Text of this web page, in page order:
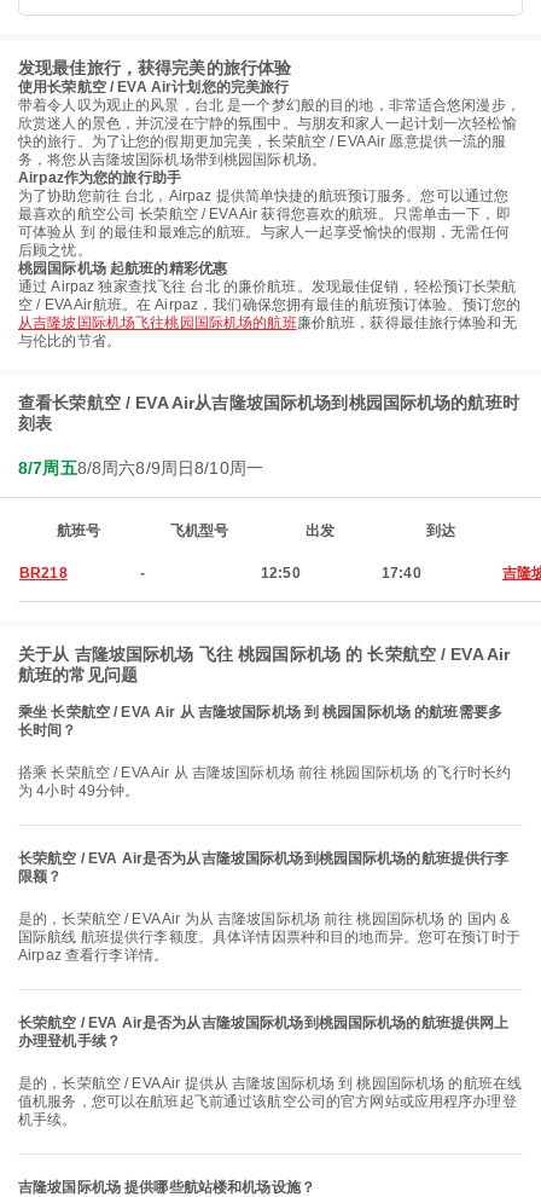
发现最佳旅行，获得完美的旅行体验
使用长荣航空 / EVA Air计划您的完美旅行
带着令人叹为观止的风景，台北 是一个梦幻般的目的地，非常适合悠闲漫步，
欣赏迷人的景色，并沉浸在宁静的氛围中。与朋友和家人一起计划一次轻松愉
快的旅行。为了让您的假期更加完美，长荣航空 / EVA Air 愿意提供一流的服
务，将您从吉隆坡国际机场带到桃园国际机场。
Airpaz作为您的旅行助手
为了协助您前往 台北，Airpaz 提供简单快捷的航班预订服务。您可以通过您
最喜欢的航空公司 长荣航空 / EVA Air 获得您喜欢的航班。只需单击一下，即
可体验从 到 的最佳和最难忘的航班。与家人一起享受愉快的假期，无需任何
后顾之忧。
桃园国际机场 起航班的精彩优惠
通过 Airpaz 独家查找飞往 台北 的廉价航班。发现最佳促销，轻松预订长荣航
空 / EVA Air航班。在 Airpaz，我们确保您拥有最佳的航班预订体验。预订您的
从吉隆坡国际机场飞往桃园国际机场的航班廉价航班，获得最佳旅行体验和无
与伦比的节省。
查看长荣航空 / EVA Air从吉隆坡国际机场到桃园国际机场的航班时
刻表
8/7周五8/8周六8/9周日8/10周一
航班号 飞机型号 出发 到达
BR218 - 12:50 17:40 吉隆
关于从 吉隆坡国际机场 飞往 桃园国际机场 的 长荣航空 / EVA Air
航班的常见问题
乘坐 长荣航空 / EVA Air 从 吉隆坡国际机场 到 桃园国际机场 的航班需要多
长时间？
搭乘 长荣航空 / EVA Air 从 吉隆坡国际机场 前往 桃园国际机场 的飞行时长约
为 4小时 49分钟。
长荣航空 / EVA Air是否为从吉隆坡国际机场到桃园国际机场的航班提供行李
限额？
是的，长荣航空 / EVA Air 为从 吉隆坡国际机场 前往 桃园国际机场 的 国内 &
国际航线 航班提供行李额度。具体详情因票种和目的地而异。您可在预订时于
Airpaz 查看行李详情。
长荣航空 / EVA Air是否为从吉隆坡国际机场到桃园国际机场的航班提供网上
办理登机手续？
是的，长荣航空 / EVA Air 提供从 吉隆坡国际机场 到 桃园国际机场 的航班在线
值机服务，您可以在航班起飞前通过该航空公司的官方网站或应用程序办理登
机手续。
吉隆坡国际机场 提供哪些航站楼和机场设施？